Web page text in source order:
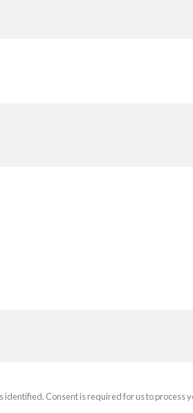
Consent is required for us to process